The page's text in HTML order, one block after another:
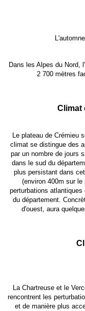
Dans les Alpes du Nord,
2 700 mètres
Climat
Le plateau de Crémieu
climat se distingue des
par un nombre de jours
dans le sud du
plus persistant dans
(environ 400m sur le
perturbations
du département.
d'ouest, aura
La Chartreuse et le
rencontrent les
et de manière plus